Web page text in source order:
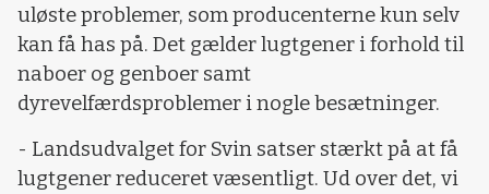
uløste problemer, som producenterne kun selv
kan få has på. Det gælder lugtgener i forhold til
naboer og genboer samt
dyrevelfærdsproblemer i nogle besætninger.
- Landsudvalget for Svin satser stærkt på at få
lugtgener reduceret væsentligt. Ud over det, vi